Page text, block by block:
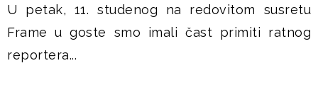
U petak, 11. studenog na redovitom susretu
Frame u goste smo imali čast primiti ratnog
reportera...